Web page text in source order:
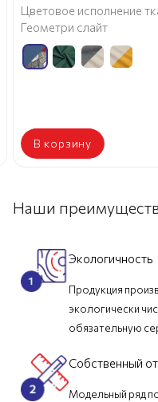
Цветовое исполнение
Геометри слайт
В корзину
Наши
Экологичность
Продукция
экологически
обязательную
Собственный
Модельный ряд